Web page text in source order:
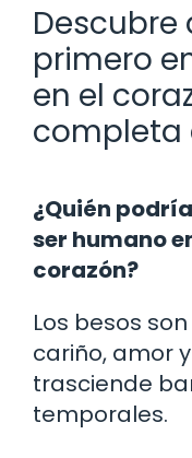
Descubre
primero
en el
completa
¿Quién
ser humano
corazón?
Los besos
cariño, amor
trasciende
temporales.